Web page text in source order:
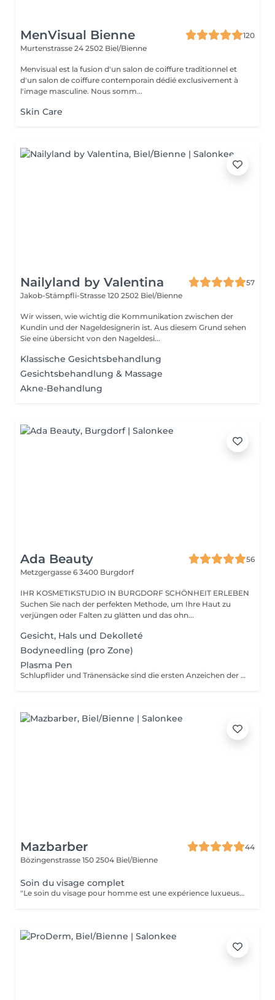
MenVisual Bienne
120
Murtenstrasse 24 2502 Biel/Bienne
Menvisual est la fusion d'un salon de coiffure traditionnel et
d'un salon de coiffure contemporain dédié exclusivement à
l'image masculine. Nous somm...
Skin Care
Nailyland by Valentina
57
Jakob-Stämpfli-Strasse 120 2502 Biel/Bienne
Wir wissen, wie wichtig die Kommunikation zwischen der
Kundin und der Nageldesignerin ist. Aus diesem Grund sehen
Sie eine übersicht von den Nageldesi...
Klassische Gesichtsbehandlung
Gesichtsbehandlung & Massage
Akne-Behandlung
Ada Beauty
56
Metzgergasse 6 3400 Burgdorf
IHR KOSMETIKSTUDIO IN BURGDORF SCHÖNHEIT ERLEBEN
Suchen Sie nach der perfekten Methode, um Ihre Haut zu
verjüngen oder Falten zu glätten und das ohn...
Gesicht, Hals und Dekolleté
Bodyneedling (pro Zone)
Plasma Pen
Schlupflider und Tränensäcke sind die ersten Anzeichen der Hautalterung und lassen das Erscheinungsbild müde aussehen. Eine Lidstraffung kann den Look der Augenpartie um Jahre verjüngen. Wer noch nicht auf einen operativen Eingriff zurückgreifen will, ist mit der Behandlungsmethode des Plasma-Pens ideal beraten. Ohne Hautkontakt, mithilfe Plasma-Ionen, entfernt der Plasma-Pen die überschüssige Haut der Lider willentlich und strafft sie somit.
Mazbarber
44
Bözingenstrasse 150 2504 Biel/Bienne
Soin du visage complet
"Le soin du visage pour homme est une expérience luxueuse et relaxante qui vous laissera une sensation de fraîcheur et de rajeunissement. Nous n'utilisons que des bon produits, vous pouvez donc être sûr que votre peau vous en remerciera ! Les étapes de notre soin du visage - nettoyage, serviette chaude et application de crème et de l'huile - sont conçues pour nettoyer et nourrir votre peau en profondeur. Tout ca avec un bain de vapeur facial pour vous détendre et vous rafraîchir davantage."